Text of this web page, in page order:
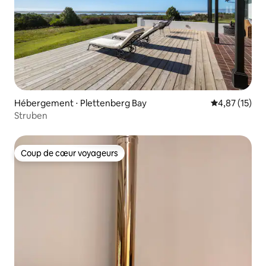
Hébergement ⋅ Plettenberg Bay Évaluation
4,87 (15)
Struben
Coup de cœur voyageurs
Coup de cœur voyageurs